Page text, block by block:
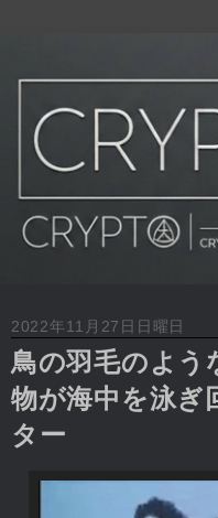
2022年11月27日日曜日
鳥の羽毛のよう
物が海中を泳ぎ
ター